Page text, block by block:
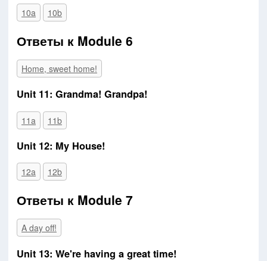
10a 10b
Ответы к Module 6
Home, sweet home!
Unit 11: Grandma! Grandpa!
11a 11b
Unit 12: My House!
12a 12b
Ответы к Module 7
A day off!
Unit 13: We're having a great time!